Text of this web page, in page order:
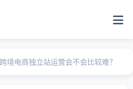
跨境电商独立站运营会不会比较难？